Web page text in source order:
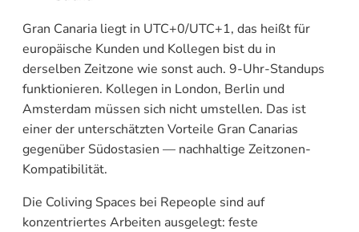
Gran Canaria liegt in UTC+0/UTC+1, das heißt für
europäische Kunden und Kollegen bist du in
derselben Zeitzone wie sonst auch. 9-Uhr-Standups
funktionieren. Kollegen in London, Berlin und
Amsterdam müssen sich nicht umstellen. Das ist
einer der unterschätzten Vorteile Gran Canarias
gegenüber Südostasien — nachhaltige Zeitzonen-
Kompatibilität.
Die Coliving Spaces bei Repeople sind auf
konzentriertes Arbeiten ausgelegt: feste